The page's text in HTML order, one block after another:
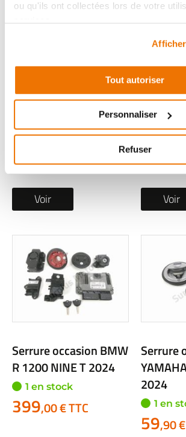
ou qu'ils ont collectées lors de votre
Tout autoriser
Personnaliser
Refuser
Serrure occasion
KYMCO LIKER SPORT
2020
69,90 € TTC
Voir
Serrure
MOTO
2025
299
Voir
Serrure occasion BMW
R 1200 NINE T 2024
1 en stock
399,00 € TTC
Serrure
2024
1 en
59,90